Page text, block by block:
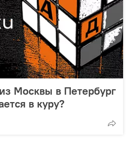
Москвы в Петербург
в куру?